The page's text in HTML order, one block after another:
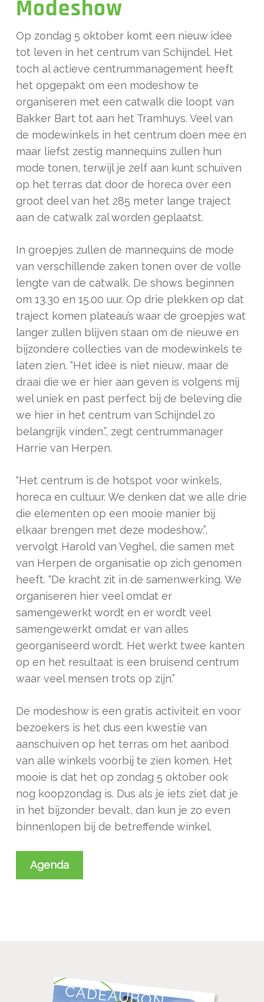
Modeshow
Op zondag 5 oktober komt een nieuw idee
tot leven in het centrum van Schijndel. Het
toch al actieve centrummanagement heeft
het opgepakt om een modeshow te
organiseren met een catwalk die loopt van
Bakker Bart tot aan het Tramhuys. Veel van
de modewinkels in het centrum doen mee en
maar liefst zestig mannequins zullen hun
mode tonen, terwijl je zelf aan kunt schuiven
op het terras dat door de horeca over een
groot deel van het 285 meter lange traject
aan de catwalk zal worden geplaatst.
In groepjes zullen de mannequins de mode
van verschillende zaken tonen over de volle
lengte van de catwalk. De shows beginnen
om 13.30 en 15.00 uur. Op drie plekken op dat
traject komen plateau’s waar de groepjes wat
langer zullen blijven staan om de nieuwe en
bijzondere collecties van de modewinkels te
laten zien. “Het idee is niet nieuw, maar de
draai die we er hier aan geven is volgens mij
wel uniek en past perfect bij de beleving die
we hier in het centrum van Schijndel zo
belangrijk vinden.”, zegt centrummanager
Harrie van Herpen.
“Het centrum is de hotspot voor winkels,
horeca en cultuur. We denken dat we alle drie
die elementen op een mooie manier bij
elkaar brengen met deze modeshow.”,
vervolgt Harold van Veghel, die samen met
van Herpen de organisatie op zich genomen
heeft. “De kracht zit in de samenwerking. We
organiseren hier veel omdat er
samengewerkt wordt en er wordt veel
samengewerkt omdat er van alles
georganiseerd wordt. Het werkt twee kanten
op en het resultaat is een bruisend centrum
waar veel mensen trots op zijn.”
De modeshow is een gratis activiteit en voor
bezoekers is het dus een kwestie van
aanschuiven op het terras om het aanbod
van alle winkels voorbij te zien komen. Het
mooie is dat het op zondag 5 oktober ook
nog koopzondag is. Dus als je iets ziet dat je
in het bijzonder bevalt, dan kun je zo even
binnenlopen bij de betreffende winkel.
Agenda